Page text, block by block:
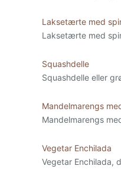
Laksetærte med
Laksetærte med
Squashdelle
Squashdelle eller
Mandelmarengs
Mandelmarengs
Vegetar Enchilada
Vegetar Enchilada,